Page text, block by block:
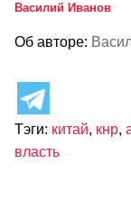
Василий Иванов
Об авторе:
Тэги: китай, кнр,
власть